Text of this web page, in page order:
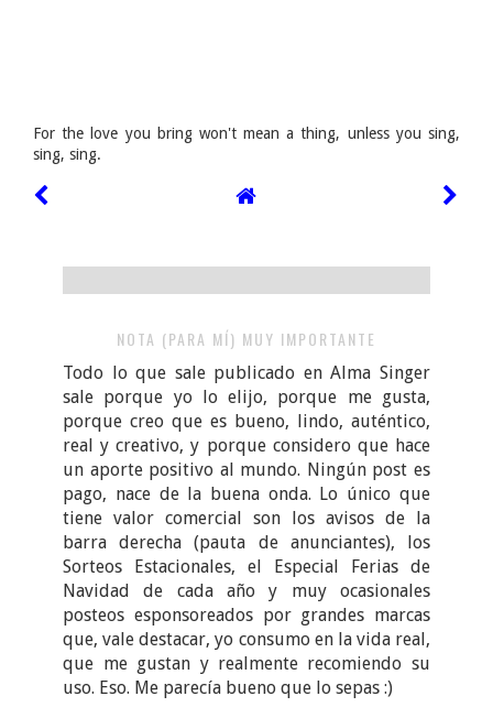
For the love you bring won't mean a thing, unless you sing,
sing, sing.
NOTA (PARA MÍ) MUY IMPORTANTE
Todo lo que sale publicado en Alma Singer
sale porque yo lo elijo, porque me gusta,
porque creo que es bueno, lindo, auténtico,
real y creativo, y porque considero que hace
un aporte positivo al mundo. Ningún post es
pago, nace de la buena onda. Lo único que
tiene valor comercial son los avisos de la
barra derecha (pauta de anunciantes), los
Sorteos Estacionales, el Especial Ferias de
Navidad de cada año y muy ocasionales
posteos esponsoreados por grandes marcas
que, vale destacar, yo consumo en la vida real,
que me gustan y realmente recomiendo su
uso. Eso. Me parecía bueno que lo sepas :)